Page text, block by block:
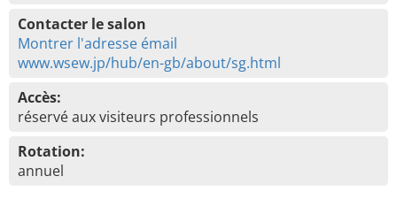
Contacter le salon
Montrer l'adresse émail
www.wsew.jp/hub/en-gb/about/sg.html
Accès:
réservé aux visiteurs professionnels
Rotation:
annuel